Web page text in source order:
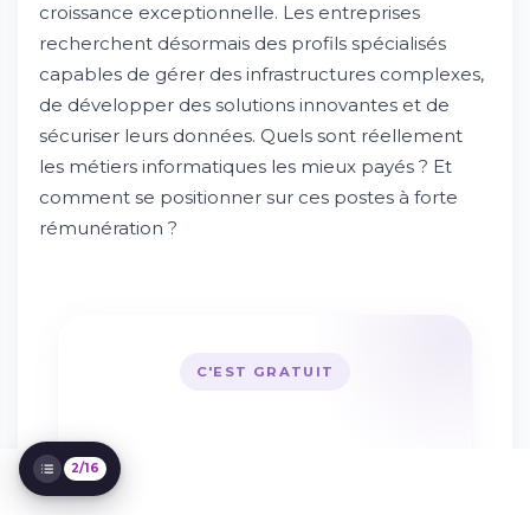
Les Autres Métiers Informatiques Bien
Payés
Informatique
Tableau Comparatif : Salaires des Métiers
Informatiques Mieux Payés
Comment Maximiser Son Salaire dans la
Les Compétences Clés pour les Métiers
Informatiques Mieux Payés
Forte Progression des Salaires dans l'IT :
Une Tendance Durable ?
2/16
croissance exceptionnelle. Les entreprises
recherchent désormais des profils spécialisés
capables de gérer des infrastructures complexes,
de développer des solutions innovantes et de
sécuriser leurs données. Quels sont réellement
les métiers informatiques les mieux payés ? Et
comment se positionner sur ces postes à forte
rémunération ?
C'EST GRATUIT